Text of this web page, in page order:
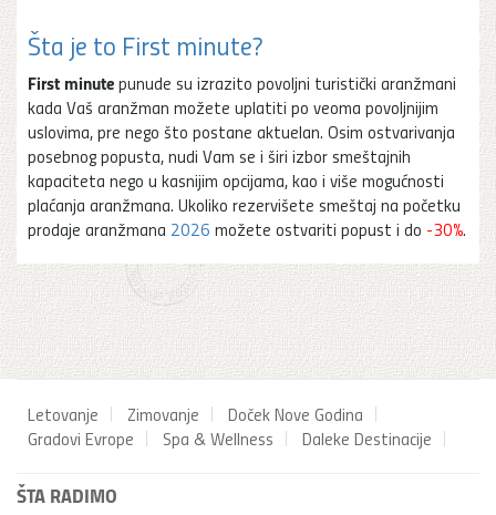
Šta je to First minute?
First minutepunude su izrazito povoljni turistički aranžmani
kada Vaš aranžman možete uplatiti po veoma povoljnijim
uslovima, pre nego što postane aktuelan. Osim ostvarivanja
posebnog popusta, nudi Vam se i širi izbor smeštajnih
kapaciteta nego u kasnijim opcijama, kao i više mogućnosti
plaćanja aranžmana. Ukoliko rezervišete smeštaj na početku
prodaje aranžmana 2026 možete ostvariti popust i do -30%.
Letovanje Zimovanje
Doček Nove Godina
Gradovi Evrope
Spa & Wellness Daleke Destinacije
ŠTA RADIMO